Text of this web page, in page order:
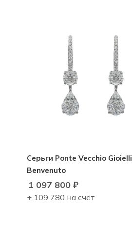
Серьги Ponte Vecchio Gioielli
Benvenuto
1 097 800 ₽
+ 109 780 на счёт